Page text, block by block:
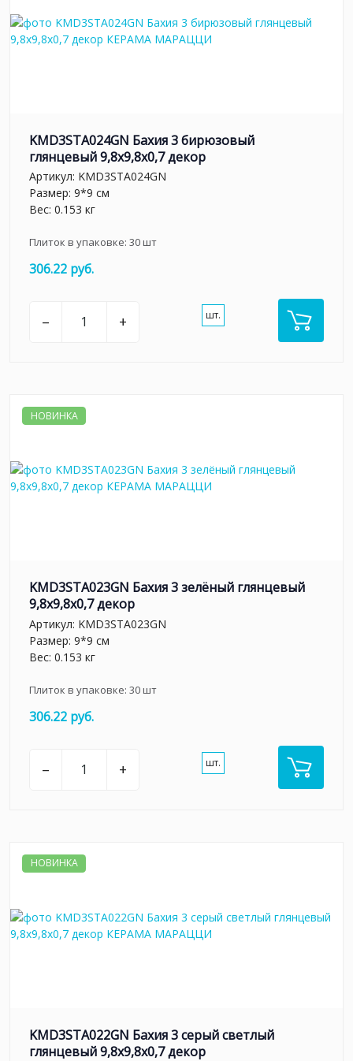
KMD3STA024GN Бахия 3 бирюзовый
глянцевый 9,8x9,8x0,7 декор
Артикул: KMD3STA024GN
Размер: 9*9 см
Вес: 0.153 кг
Плиток в упаковке: 30шт
306.22 руб.
– + шт.
НОВИНКА
KMD3STA023GN Бахия 3 зелёный глянцевый
9,8x9,8x0,7 декор
Артикул: KMD3STA023GN
Размер: 9*9 см
Вес: 0.153 кг
Плиток в упаковке: 30шт
306.22 руб.
– + шт.
НОВИНКА
KMD3STA022GN Бахия 3 серый светлый
глянцевый 9,8x9,8x0,7 декор